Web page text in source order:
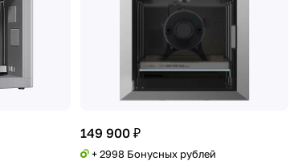
149 900 ₽
+ 2998 Бонусных рублей